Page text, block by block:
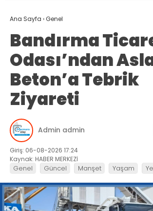
Ana Sayfa ›Genel
Bandırma
Odası’ndan
Beton’a Tebrik
Ziyareti
Admin admin
Giriş: 06-08-2026 17:24
Kaynak: HABER MERKEZİ
Genel Güncel Manşet Yaşam